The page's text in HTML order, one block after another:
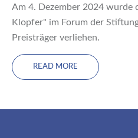
Am 4. Dezember 2024 wurde
Klopfer" im Forum der
Preisträger verliehen.
READ MORE